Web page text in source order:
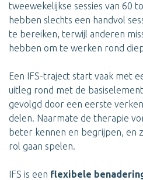
tweewekelijkse sessies van 60
hebben slechts een handvol
te bereiken, terwijl anderen
hebben om te werken rond
Een IFS-traject start vaak met
uitleg rond met de
gevolgd door een eerste
delen. Naarmate de therapie
beter kennen en begrijpen, en
rol gaan spelen.
IFS is een flexibele